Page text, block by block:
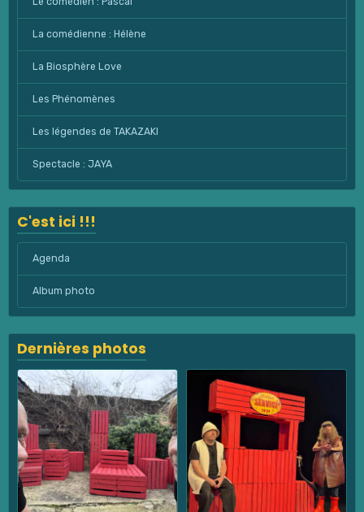
La comédienne : Hélène
La Biosphère Love
Les Phénomènes
Les légendes de TAKAZAKI
Spectacle : JAYA
C'est ici !!!
Agenda
Album photo
Dernières photos